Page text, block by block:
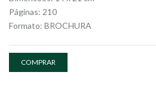
Páginas: 210
Formato: BROCHURA
COMPRAR